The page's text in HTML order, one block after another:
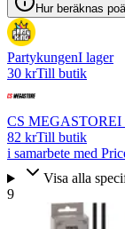
Hur beräknas
PartykungenI lager
30 krTill butik
CS MEGASTOREI
82 krTill butik
i samarbete med
Visa alla
9